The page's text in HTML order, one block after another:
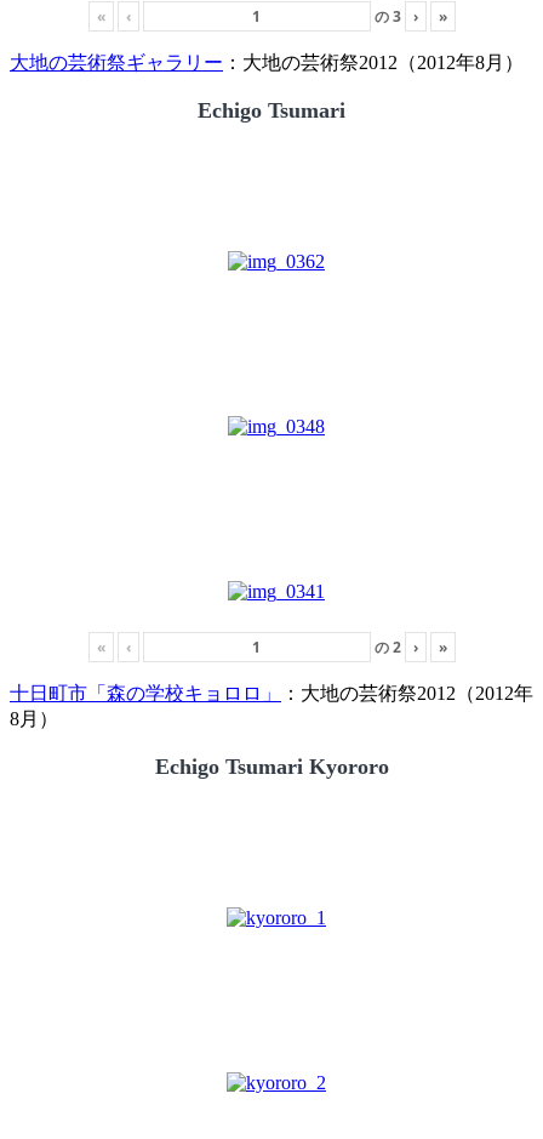
« ‹ の3 › »
大地の芸術祭ギャラリー ：大地の芸術祭2012（2012年8月）
Echigo Tsumari
« ‹ の2 › »
十日町市「森の学校キョロロ」
：大地の芸術祭2012（2012年
8月）
Echigo Tsumari Kyororo